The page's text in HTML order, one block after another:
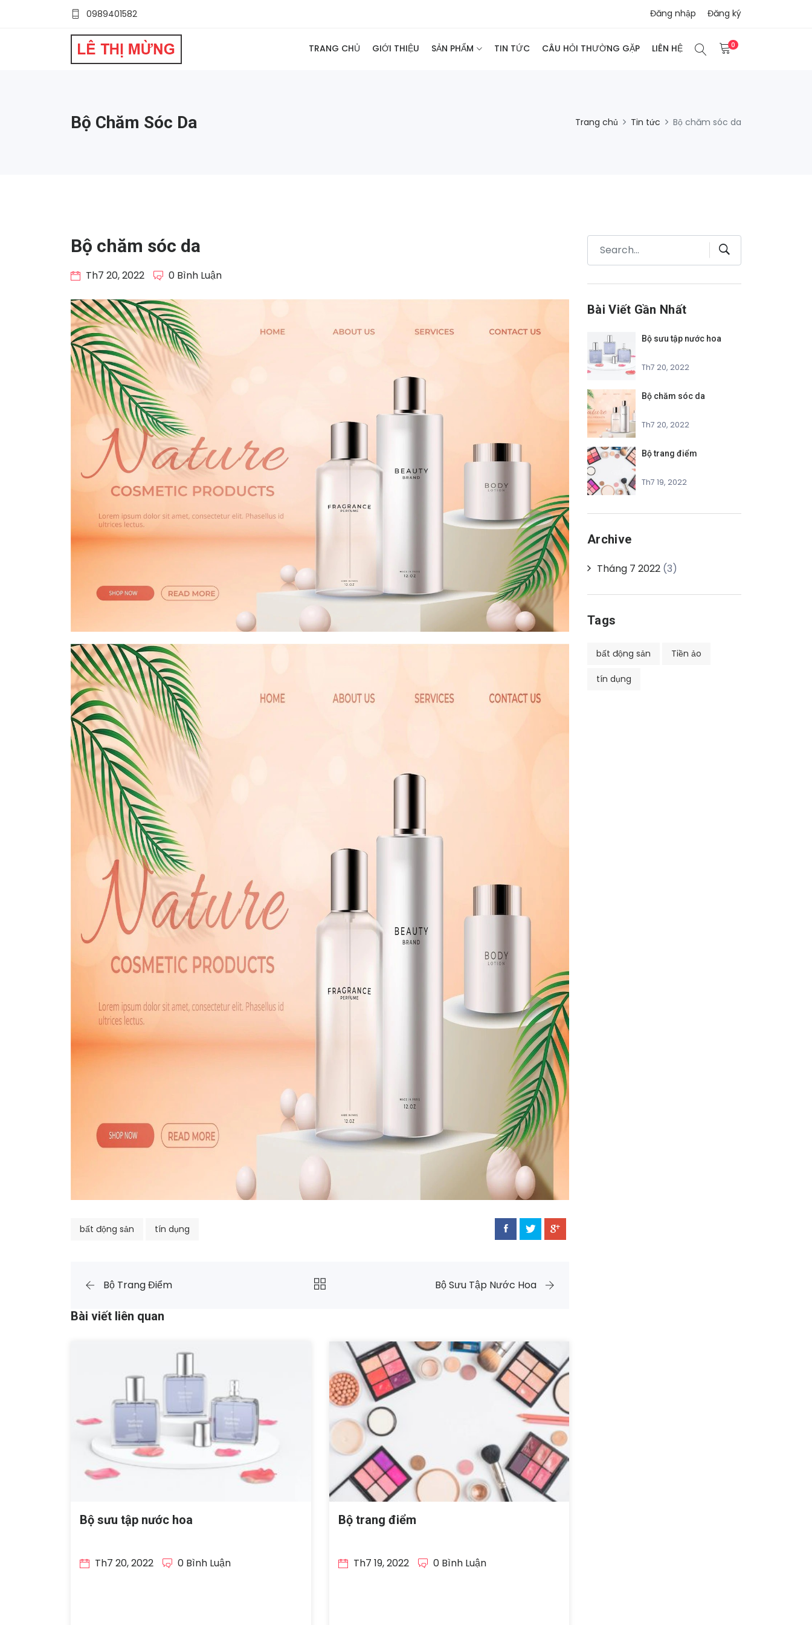
0989401582 Đăng nhập Đăng ký
TRANG CHỦ GIỚI THIỆU SẢN PHẨM TIN TỨC CÂU HỎI THƯỜNG GẶP LIÊN HỆ 0
Bộ Chăm Sóc Da Trang chủ Tin tức Bộ chăm sóc da
Bộ chăm sóc da
Th7 20, 2022 0 Bình Luận
bất động sản tín dụng
Bộ Trang Điểm Bộ Sưu Tập Nước Hoa
Bài viết liên quan
Bộ sưu tập nước hoa
Th7 20, 2022 0 Bình Luận
Bộ trang điểm
Th7 19, 2022 0 Bình Luận
Bài Viết Gần Nhất
Bộ sưu tập nước hoa
Th7 20, 2022
Bộ chăm sóc da
Th7 20, 2022
Bộ trang điểm
Th7 19, 2022
Archive
Tháng 7 2022 (3)
Tags
bất động sản Tiền ảo
tín dụng